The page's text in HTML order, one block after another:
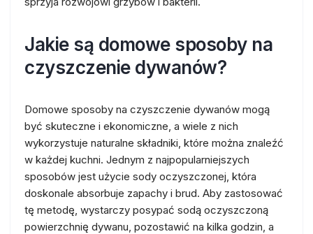
Jakie są domowe sposoby na
czyszczenie dywanów?
Domowe sposoby na czyszczenie dywanów mogą
być skuteczne i ekonomiczne, a wiele z nich
wykorzystuje naturalne składniki, które można znaleźć
w każdej kuchni. Jednym z najpopularniejszych
sposobów jest użycie sody oczyszczonej, która
doskonale absorbuje zapachy i brud. Aby zastosować
tę metodę, wystarczy posypać sodą oczyszczoną
powierzchnię dywanu, pozostawić na kilka godzin, a